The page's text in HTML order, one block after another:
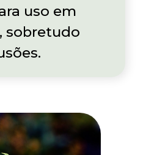
uso em
sobretudo